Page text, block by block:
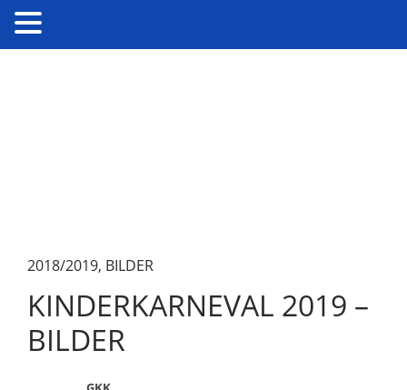
2018/2019, BILDER
KINDERKARNEVAL 2019 –
BILDER